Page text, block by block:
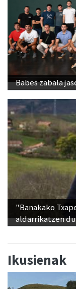
Babes zabala
"Banakako
aldarrikatzen
Ikusienak